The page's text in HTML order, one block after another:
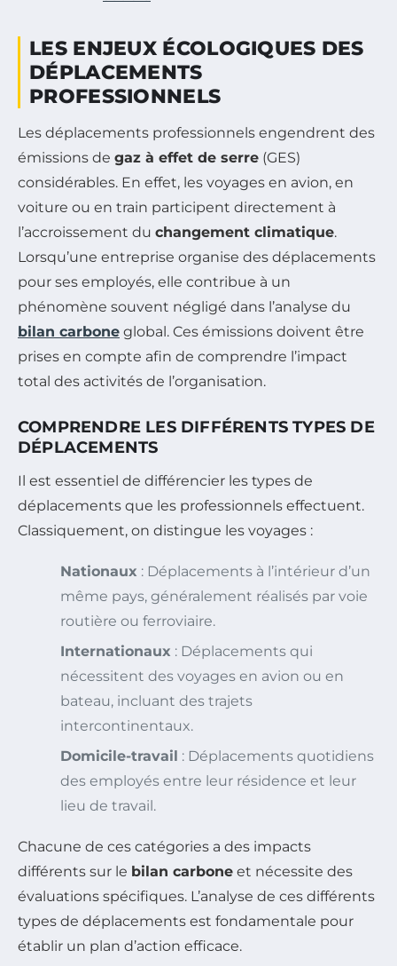
LES ENJEUX ÉCOLOGIQUES DES
DÉPLACEMENTS
PROFESSIONNELS
Les déplacements professionnels engendrent des
émissions de gaz à effet de serre (GES)
considérables. En effet, les voyages en avion, en
voiture ou en train participent directement à
l’accroissement du changement climatique.
Lorsqu’une entreprise organise des déplacements
pour ses employés, elle contribue à un
phénomène souvent négligé dans l’analyse du
bilan carbone global. Ces émissions doivent être
prises en compte afin de comprendre l’impact
total des activités de l’organisation.
COMPRENDRE LES DIFFÉRENTS TYPES DE
DÉPLACEMENTS
Il est essentiel de différencier les types de
déplacements que les professionnels effectuent.
Classiquement, on distingue les voyages :
Nationaux : Déplacements à l’intérieur d’un
même pays, généralement réalisés par voie
routière ou ferroviaire.
Internationaux : Déplacements qui
nécessitent des voyages en avion ou en
bateau, incluant des trajets
intercontinentaux.
Domicile-travail : Déplacements quotidiens
des employés entre leur résidence et leur
lieu de travail.
Chacune de ces catégories a des impacts
différents sur le bilan carbone et nécessite des
évaluations spécifiques. L’analyse de ces différents
types de déplacements est fondamentale pour
établir un plan d’action efficace.